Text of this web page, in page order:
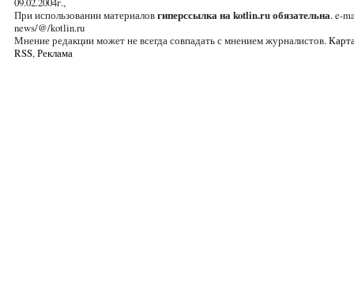
При использовании материаловгиперссылка на kotlin.ru обязательна. e-
news/@/kotlin.ru
Мнение редакции может не всегда совпадать с мнением журналистов.
RSS,Реклама